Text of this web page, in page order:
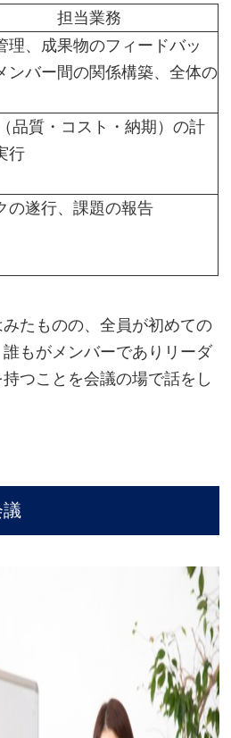
担当業務
理、成果物のフィードバッ
ンバー間の関係構築、全体の
品質・コスト・納期）の計
行
の遂行、課題の報告
たものの、全員が初めての
もがメンバーでありリーダ
つことを会議の場で話をし